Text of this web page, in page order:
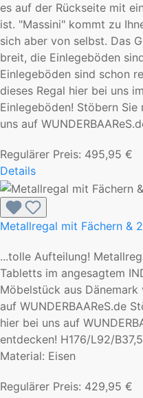
es auf der Rückseite mit
ist. "Massini" kommt zu
sich aber von selbst. Das
breit, die Einlegeböden
Einlegeböden sind schon
dieses Regal hier bei uns
Einlegeböden! Stöbern
uns auf
Regulärer Preis: 495,95 €
Details
Metallregal mit Fächern &
...tolle Aufteilung!
Tabletts im angesagtem
Möbelstück aus
auf WUNDERBAAReS.de
hier bei uns auf
entdecken! H176/L92/
Material: Eisen
Regulärer Preis: 429,95 €